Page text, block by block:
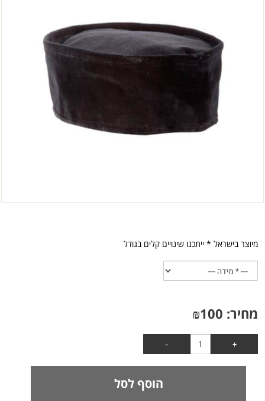
מיוצר בישראל * ייתכנו שינויים קלים בגודל
מחיר: ₪100
הוסף לסל